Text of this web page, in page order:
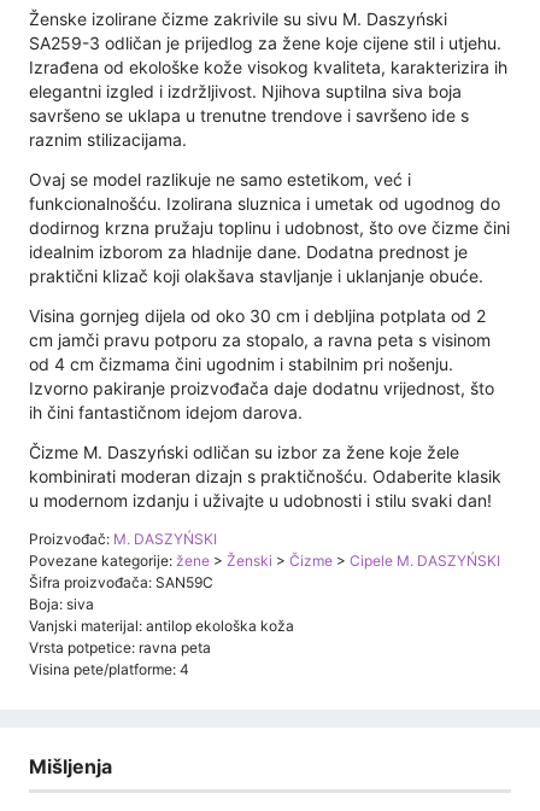
Ženske izolirane čizme zakrivile su sivu M. Daszyński
SA259-3 odličan je prijedlog za žene koje cijene stil i utjehu.
Izrađena od ekološke kože visokog kvaliteta, karakterizira ih
elegantni izgled i izdržljivost. Njihova suptilna siva boja
savršeno se uklapa u trenutne trendove i savršeno ide s
raznim stilizacijama.
Ovaj se model razlikuje ne samo estetikom, već i
funkcionalnošću. Izolirana sluznica i umetak od ugodnog do
dodirnog krzna pružaju toplinu i udobnost, što ove čizme čini
idealnim izborom za hladnije dane. Dodatna prednost je
praktični klizač koji olakšava stavljanje i uklanjanje obuće.
Visina gornjeg dijela od oko 30 cm i debljina potplata od 2
cm jamči pravu potporu za stopalo, a ravna peta s visinom
od 4 cm čizmama čini ugodnim i stabilnim pri nošenju.
Izvorno pakiranje proizvođača daje dodatnu vrijednost, što
ih čini fantastičnom idejom darova.
Čizme M. Daszyński odličan su izbor za žene koje žele
kombinirati moderan dizajn s praktičnošću. Odaberite klasik
u modernom izdanju i uživajte u udobnosti i stilu svaki dan!
Proizvođač: M. DASZYŃSKI
Povezane kategorije: žene > Ženski > Čizme > Cipele M. DASZYŃSKI
Šifra proizvođača: SAN59C
Boja: siva
Vanjski materijal: antilop ekološka koža
Vrsta potpetice: ravna peta
Visina pete/platforme: 4
Mišljenja